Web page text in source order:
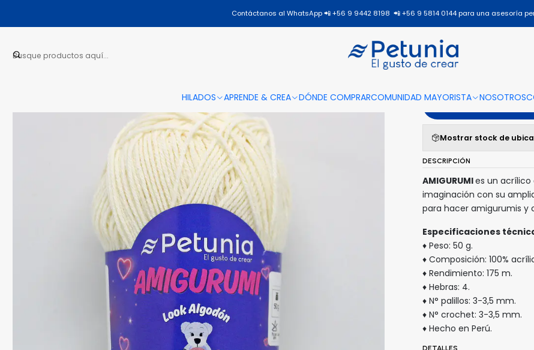
HILADOS APRENDE & CREA DÓNDE COMPRARCOMUNIDAD MAYORISTA NOSOTROS
Contáctanos al WhatsApp 📲 +56 9 9442 8198 📲 +56 9 5814 0144 para una asesoría
Inicio Todos los productos AMIGURUMI AMIGURUMI-5002
Mostrar stock de
DESCRIPCIÓN
AMIGURUMIes un acrílico
imaginación con su
para hacer amigurumis y
Especificaciones
♦ Peso: 50 g.
♦ Composición: 100%
♦ Rendimiento: 175 m.
♦ Hebras: 4.
♦ N° palillos: 3-3,5 mm.
♦ N° crochet: 3-3,5 mm.
♦ Hecho en Perú.
DETALLES